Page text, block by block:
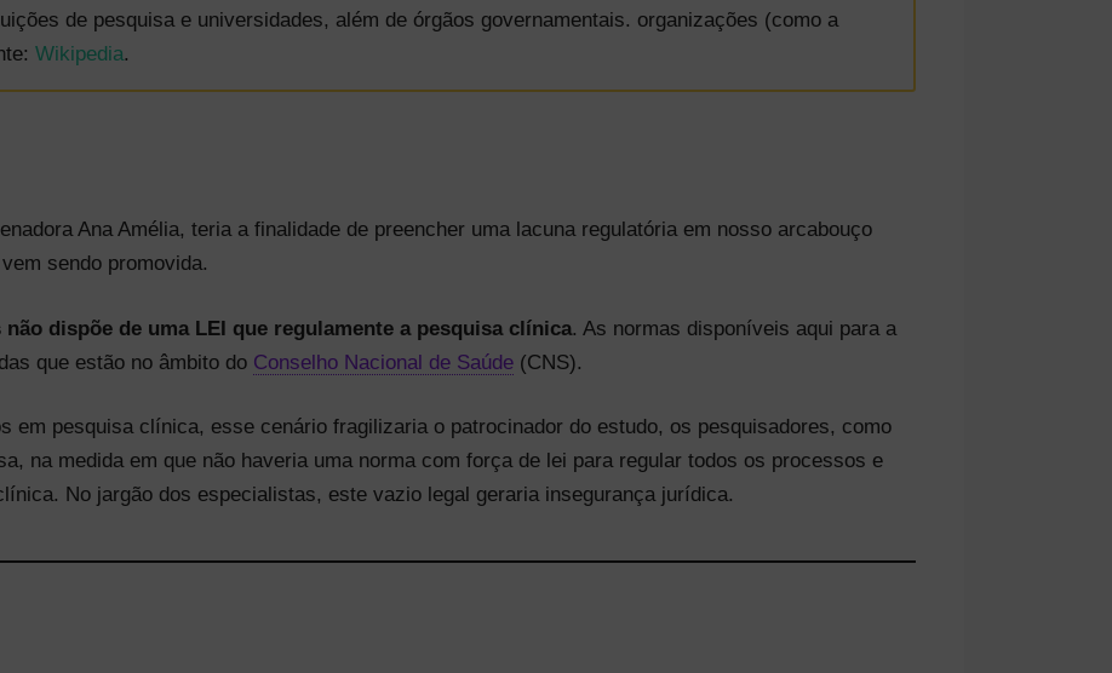
de pesquisa e universidades, além de órgãos governamentais. organizações (como a
Wikipedia.
Ana Amélia, teria a finalidade de preencher uma lacuna regulatória em nosso arcabouço
sendo promovida.
não dispõe de uma LEI que regulamente a pesquisa clínica. As normas disponíveis aqui para a
que estão no âmbito do Conselho Nacional de Saúde (CNS).
em pesquisa clínica, esse cenário fragilizaria o patrocinador do estudo, os pesquisadores, como
na medida em que não haveria uma norma com força de lei para regular todos os processos e
No jargão dos especialistas, este vazio legal geraria insegurança jurídica.